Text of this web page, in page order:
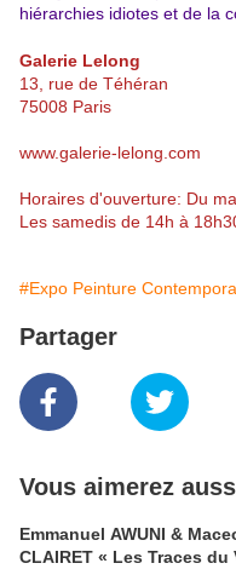
hiérarchies idiotes et de la
Galerie Lelong
13, rue de Téhéran
75008 Paris
www.galerie-lelong.com
Horaires d'ouverture: Du
Les samedis de 14h à
#Expo Peinture
Partager
Vous aimerez
Emmanuel AWUNI &
CLAIRET « Les Traces du